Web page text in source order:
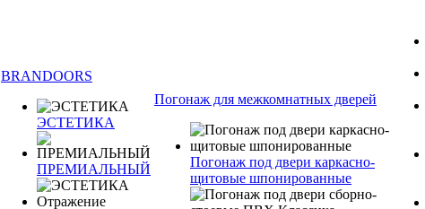
BRANDOORS
ЭСТЕТИКА
ПРЕМИАЛЬНЫЙ
Погонаж для межкомнатных дверей
Погонаж под двери каркасно-
щитовые шпонированные